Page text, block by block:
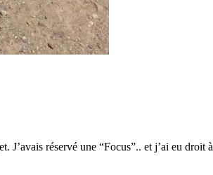
réservé une “Focus”.. et j’ai eu droit à